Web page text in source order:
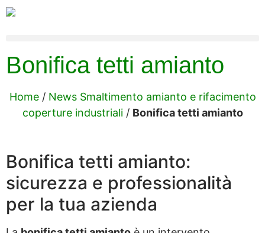
Bonifica tetti amianto
Home/ News Smaltimento amianto e rifacimento
coperture industriali/ Bonifica tetti amianto
Bonifica tetti amianto:
sicurezza e professionalità
per la tua azienda